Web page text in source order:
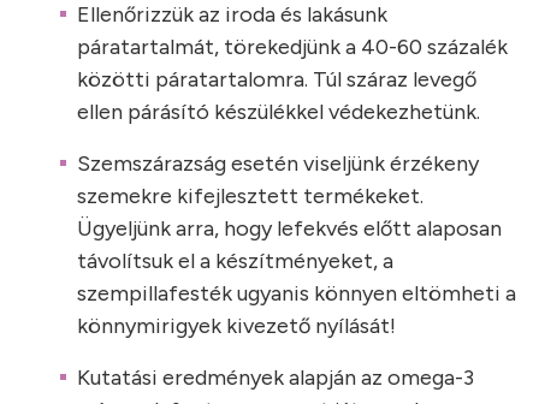
Ellenőrizzük az iroda és lakásunk
páratartalmát, törekedjünk a 40-60 százalék
közötti páratartalomra. Túl száraz levegő
ellen párásító készülékkel védekezhetünk.
Szemszárazság esetén viseljünk érzékeny
szemekre kifejlesztett termékeket.
Ügyeljünk arra, hogy lefekvés előtt alaposan
távolítsuk el a készítményeket, a
szempillafesték ugyanis könnyen eltömheti a
könnymirigyek kivezető nyílását!
Kutatási eredmények alapján az omega-3